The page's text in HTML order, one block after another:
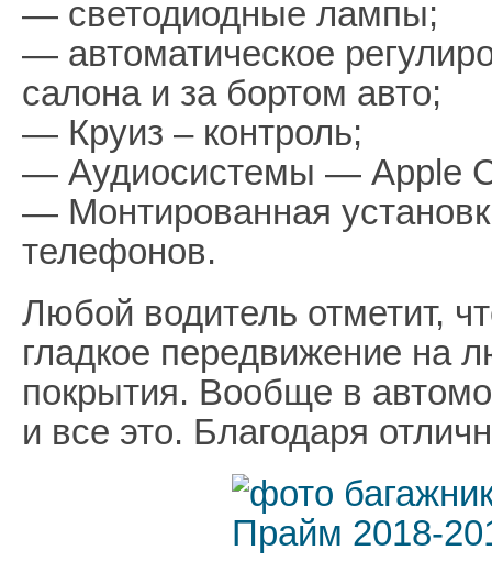
— светодиодные лампы;
— автоматическое
салона и за бортом авто;
— Круиз – контроль;
— Аудиосистемы — Apple
— Монтированная
телефонов.
Любой водитель отметит,
гладкое передвижение на
покрытия. Вообще в
и все это. Благодаря